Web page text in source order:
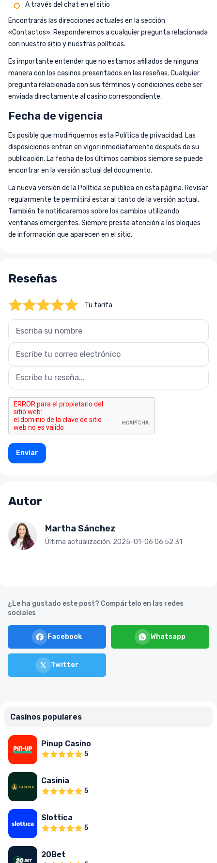
A través del chat en el sitio
Encontrarás las direcciones actuales en la sección
«Contactos». Responderemos a cualquier pregunta relacionada
con nuestro sitio y nuestras políticas.
Es importante entender que no estamos afiliados de ninguna
manera con los casinos presentados en las reseñas. Cualquier
pregunta relacionada con sus términos y condiciones debe ser
enviada directamente al casino correspondiente.
Fecha de vigencia
Es posible que modifiquemos esta Política de privacidad. Las
disposiciones entran en vigor inmediatamente después de su
publicación. La fecha de los últimos cambios siempre se puede
encontrar en la versión actual del documento.
La nueva versión de la Política se publica en esta página. Revisar
regularmente te permitirá estar al tanto de la versión actual.
También te notificaremos sobre los cambios utilizando
ventanas emergentes. Siempre presta atención a los bloques
de información que aparecen en el sitio.
Reseñas
Tu tarifa
Enviar
Autor
Martha Sánchez
Última actualización: 2025-01-06 06:52:31
¿Le ha gustado este post? Compártelo en las redes
sociales
Facebook Whatsapp
Twitter
Casinos populares
Pinup Casino
5
Casinia
5
Slottica
5
20Bet